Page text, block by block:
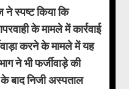
ने स्पष्ट किया कि
के मामले में कार्रवाई
करने के मामले में यह
ने भी फर्जीवाड़े की
बाद निजी अस्पताल